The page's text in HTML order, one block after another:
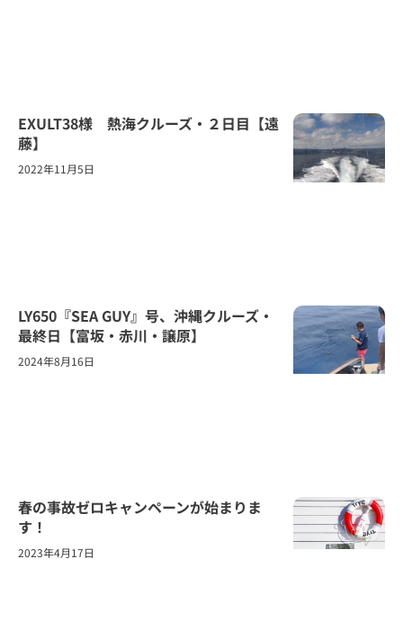
EXULT38様 熱海クルーズ・２日目【遠
藤】
2022年11月5日
LY650『SEA GUY』号、沖縄クルーズ・
最終日【富坂・赤川・譲原】
2024年8月16日
春の事故ゼロキャンペーンが始まりま
す！
2023年4月17日